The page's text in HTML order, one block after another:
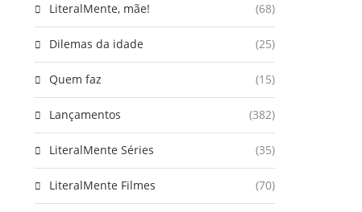
LiteralMente, mãe! (68)
Dilemas da idade (25)
Quem faz (15)
Lançamentos (382)
LiteralMente Séries (35)
LiteralMente Filmes (70)